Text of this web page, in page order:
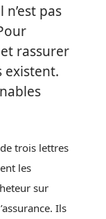
pas
rassurer
existent.
trois lettres
les
sur
Ils